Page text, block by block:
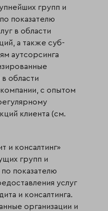
групп и
показателю
в области
а также суб-
аутсорсинга
области
с опытом
клиента (см.
и консалтинг»
групп и
показателю
услуг
и консалтинга.
организации и